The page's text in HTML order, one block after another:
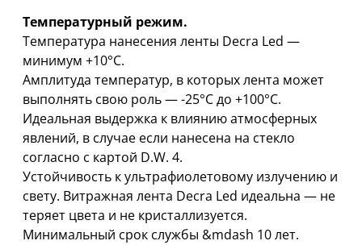
Температурный режим.
Температура нанесения ленты Decra Led —
минимум +10°C.
Амплитуда температур, в которых лента может
выполнять свою роль — -25°C дo +100°C.
Идеальная выдержка к влиянию атмосферных
явлений, в случае если нанесена на стекло
согласно с картой D.W. 4.
Устойчивость к ультрафиолетовому излучению и
свету. Витражная лента Decra Led идеальна — не
теряет цвета и не кристаллизуется.
Минимальный срок службы &mdash 10 лет.